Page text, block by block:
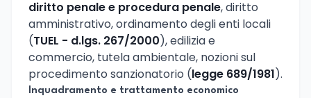
diritto penale e procedura penale, diritto
amministrativo, ordinamento degli enti locali
(TUEL - d.lgs. 267/2000), edilizia e
commercio, tutela ambientale, nozioni sul
procedimento sanzionatorio (legge 689/1981).
Inquadramento e trattamento economico